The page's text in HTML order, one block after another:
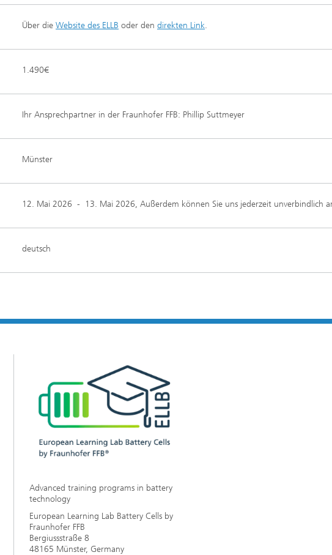
Über die Website des ELLB oder den direkten Link.
1.490€
Ihr Ansprechpartner in der Fraunhofer FFB: Phillip Suttmeyer
Münster
12. Mai 2026 - 13. Mai 2026, Außerdem können Sie uns jederzeit unverbindlich
deutsch
Advanced training programs in battery
technology
European Learning Lab Battery Cells by
Fraunhofer FFB
Bergiussstraße 8
48165 Münster, Germany